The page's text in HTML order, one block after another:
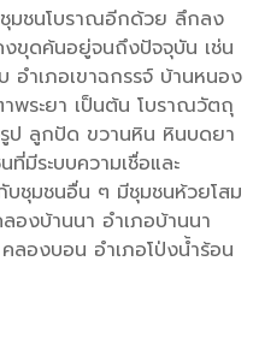
มชนโบราณอีกด้วย ลึกลง
ขุดค้นอยู่จนถึงปัจจุบัน เช่น
อำเภอเขาฉกรรจ์ บ้านหนอง
พระยา เป็นต้น โบราณวัตถุ
ป ลูกปัด ขวานหิน หินบดยา
มีระบบความเชื่อและ
ชุมชนอื่น ๆ มีชุมชนห้วยโสม
องบ้านนา อำเภอบ้านนา
ลองบอน อำเภอโป่งน้ำร้อน